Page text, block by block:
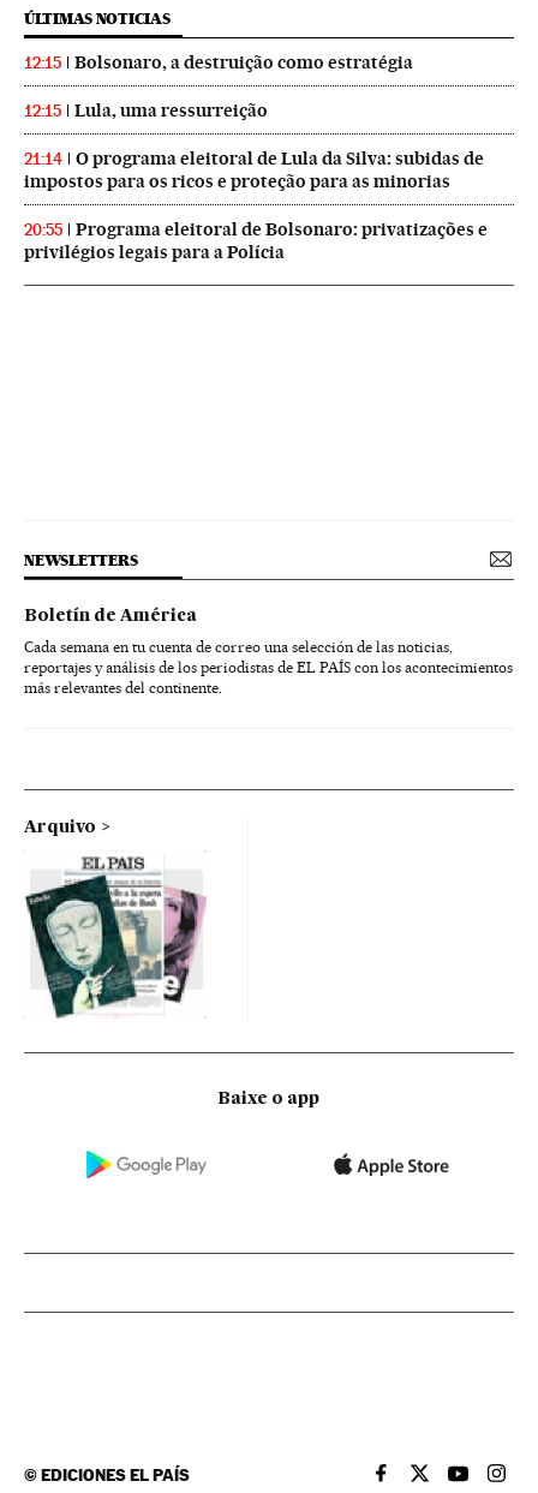
ÚLTIMAS NOTICIAS
12:15 Bolsonaro, a destruição como estratégia
12:15 Lula, uma ressurreição
21:14
O programa eleitoral de Lula da Silva: subidas de
impostos para os ricos e proteção para as minorias
20:55
Programa eleitoral de Bolsonaro: privatizações e
privilégios legais para a Polícia
NEWSLETTERS
Boletín de América
Cada semana en tu cuenta de correo una selección de las noticias,
reportajes y análisis de los periodistas de EL PAÍS con los acontecimientos
más relevantes del continente.
Arquivo
Baixe o app
©EDICIONES EL PAÍS EL PAÍS BRASIL EN
EL PAÍSEL PAÍS
EL